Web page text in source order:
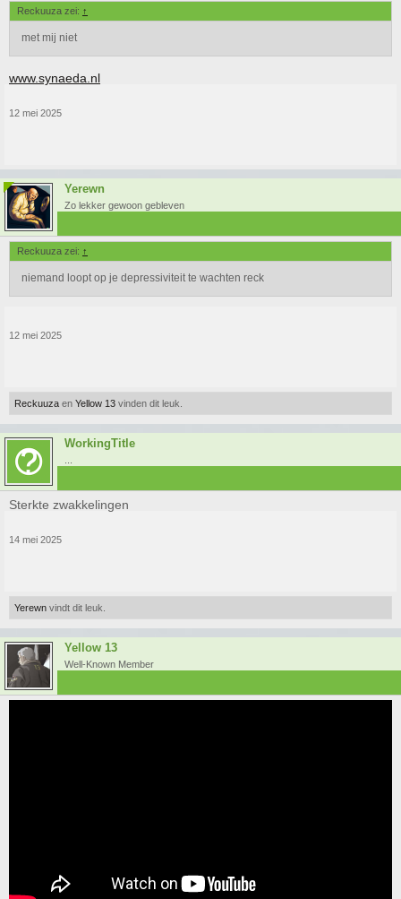
Reckuuza zei: ↑
met mij niet
www.synaeda.nl
12 mei 2025
Yerewn
Zo lekker gewoon gebleven
Reckuuza zei: ↑
niemand loopt op je depressiviteit te wachten reck
12 mei 2025
Reckuuza en Yellow 13 vinden dit leuk.
WorkingTitle
Sterkte zwakkelingen
14 mei 2025
Yerewn vindt dit leuk.
Yellow 13
Well-Known Member